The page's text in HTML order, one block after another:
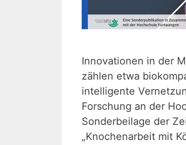
Innovationen in der
zählen etwa
intelligente
Forschung an der
Sonderbeilage der
„Knochenarbeit mit